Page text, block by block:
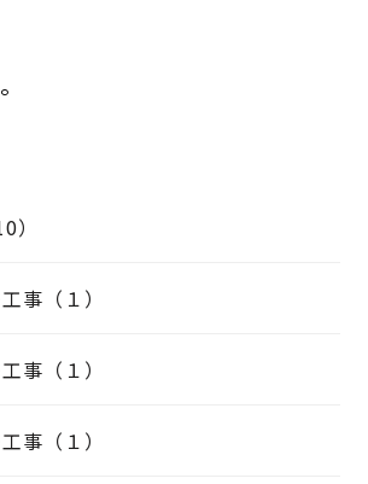
事（１）
事（１）
事（１）